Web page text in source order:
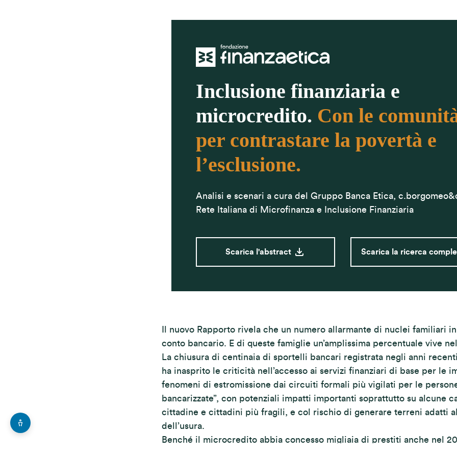
Inclusione finanziaria e
microcredito. Con le
per contrastare la povertà e
l’esclusione.
Analisi e scenari a cura del Gruppo Banca Etica,
Rete Italiana di Microfinanza e Inclusione Finanziaria
Scarica l'abstract Scarica la ricerca
Il nuovo Rapporto rivela che un numero allarmante di nuclei familiari
conto bancario. E di queste famiglie un’amplissima percentuale vive
La chiusura di centinaia di sportelli bancari registrata negli anni
ha inasprito le criticità nell’accesso ai servizi finanziari di base per le
fenomeni di estromissione dai circuiti formali più vigilati per le
bancarizzate”, con potenziali impatti importanti soprattutto su alcune
cittadine e cittadini più fragili, e col rischio di generare terreni adatti
dell’usura.
Benché il microcredito abbia concesso migliaia di prestiti anche nel